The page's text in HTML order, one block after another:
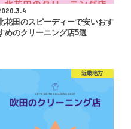
花田のスピーディーで安いおす
めのクリーニング店5選
近畿地方